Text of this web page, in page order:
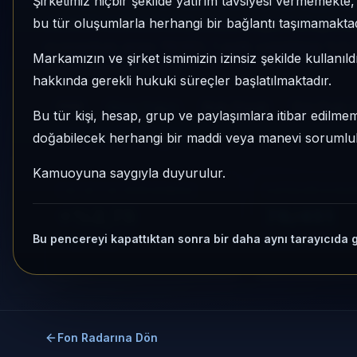
bu tür oluşumlarla herhangi bir bağlantı
Markamızın ve şirket ismimizin izinsiz şekilde
hakkında gerekli hukuki süreçler başlatılmaktadır.
Bu tür kişi, hesap, grup ve paylaşımlara itibar
doğabilecek herhangi bir maddi veya manevi
Kamuoyuna saygıyla duyurulur.
Bu pencereyi kapattıktan sonra bir daha aynı tarayıcıda
SENEDİ YOĞUN FON), Hisse Yoğun
izlenebilen bir fondur.
Son işlem farkı:0 gün
3 Ay:+%9,71 Momentum bazlı
Fon Radarına Dön